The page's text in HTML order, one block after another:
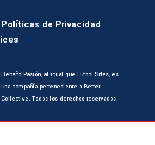
Políticas de Privacidad
Rebaño Pasión, al igual que Futbol Sites, es
una compañía perteneciente a Better
Collective. Todos los derechos reservados.